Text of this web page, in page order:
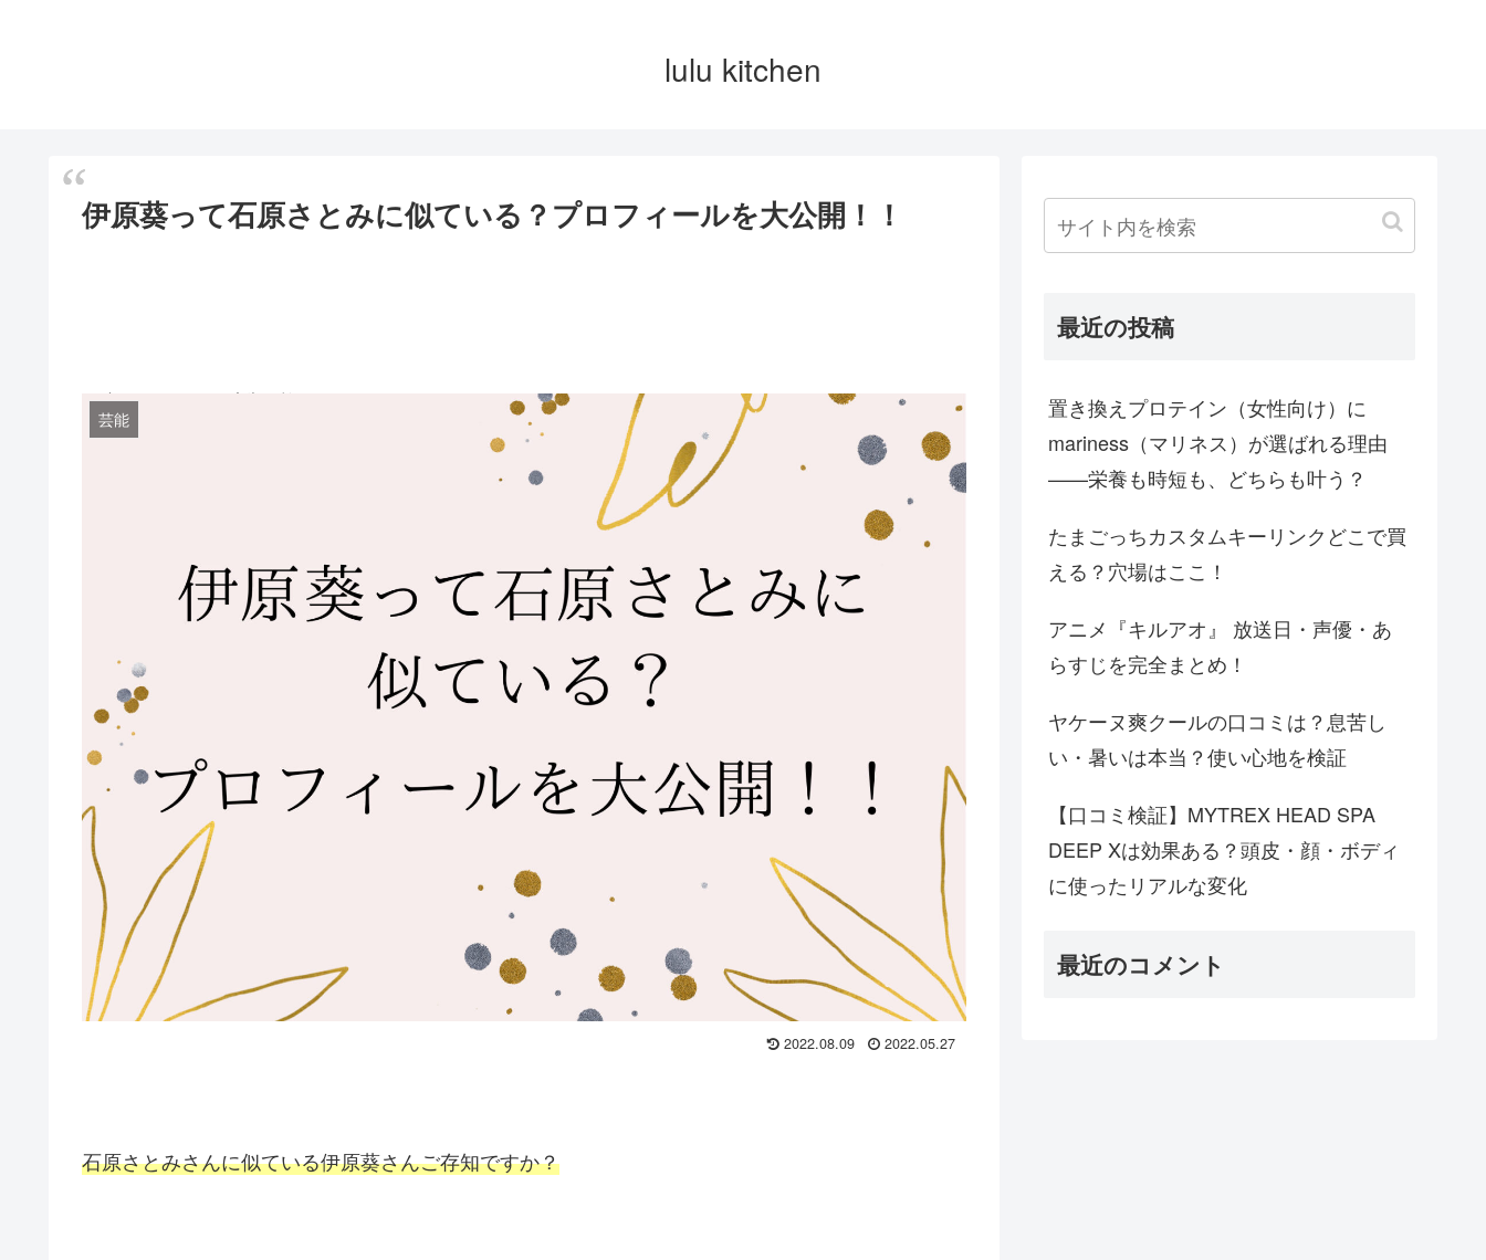
lulu kitchen
伊原葵って石原さとみに似ている？プロフィールを大公開！！
※一部アフェリエイト広告を利用しています
芸能
2022.08.09 2022.05.27
石原さとみさんに似ている伊原葵さんご存知ですか？
最近の投稿
置き換えプロテイン（女性向け）に
mariness（マリネス）が選ばれる理由
——栄養も時短も、どちらも叶う？
たまごっちカスタムキーリンクどこで買
える？穴場はここ！
アニメ『キルアオ』 放送日・声優・あ
らすじを完全まとめ！
ヤケーヌ爽クールの口コミは？息苦し
い・暑いは本当？使い心地を検証
【口コミ検証】MYTREX HEAD SPA
DEEP Xは効果ある？頭皮・顔・ボディ
に使ったリアルな変化
最近のコメント